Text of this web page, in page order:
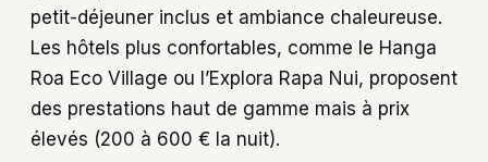
petit-déjeuner inclus et ambiance chaleureuse.
Les hôtels plus confortables, comme le Hanga
Roa Eco Village ou l’Explora Rapa Nui, proposent
des prestations haut de gamme mais à prix
élevés (200 à 600 € la nuit).